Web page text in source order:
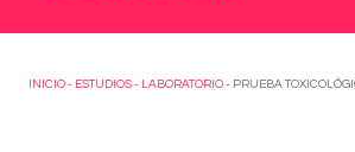
INICIO - ESTUDIOS - LABORATORIO - PRUEBA